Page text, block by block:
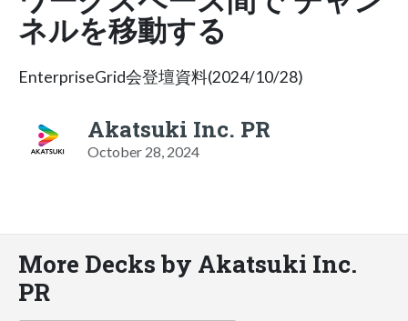
ネルを移動する
EnterpriseGrid会登壇資料(2024/10/28)
Akatsuki Inc. PR
October 28, 2024
More Decks by Akatsuki Inc.
PR